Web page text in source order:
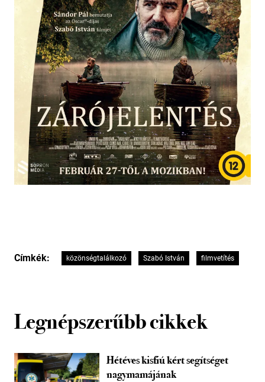
Címkék: közönségtalálkozó Szabó István filmvetítés
Legnépszerűbb cikkek
Hétéves kisfiú kért segítséget
nagymamájának